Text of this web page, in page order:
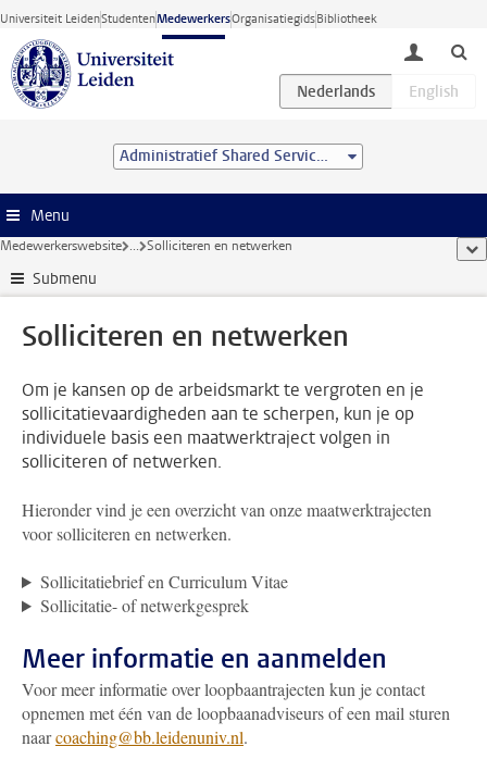
Ga direct naar de inhoud
Universiteit LeidenStudentenMedewerkersOrganisatiegidsBibliotheek
toggle
Administratief Shared Service Centre
Menu
Medewerkerswebsite ... Solliciteren en netwerken
Submenu
Solliciteren en netwerken
Om je kansen op de arbeidsmarkt te vergroten en je
sollicitatievaardigheden aan te scherpen, kun je op
individuele basis een maatwerktraject volgen in
solliciteren of netwerken.
Hieronder vind je een overzicht van onze maatwerktrajecten
voor solliciteren en netwerken.
Sollicitatiebrief en Curriculum Vitae
Sollicitatie- of netwerkgesprek
Meer informatie en aanmelden
Voor meer informatie over loopbaantrajecten kun je contact
opnemen met één van de loopbaanadviseurs of een mail sturen
naarcoaching@bb.leidenuniv.nl.